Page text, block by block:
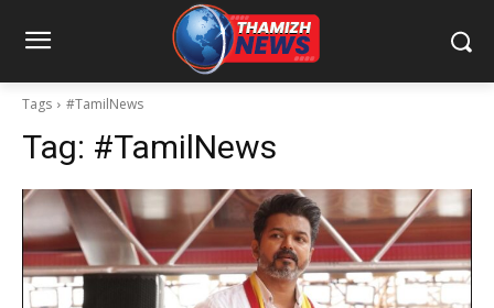
Tags #TamilNews
Tag: #TamilNews